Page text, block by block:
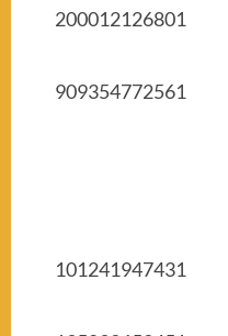
200012126801
909354772561
101241947431